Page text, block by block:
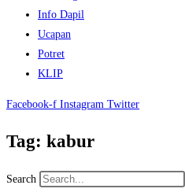
Info Dapil
Ucapan
Potret
KLIP
Facebook-f Instagram Twitter
Tag: kabur
Search